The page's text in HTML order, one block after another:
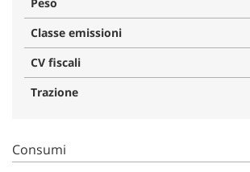
Classe emissioni
CV fiscali
Trazione
Consumi